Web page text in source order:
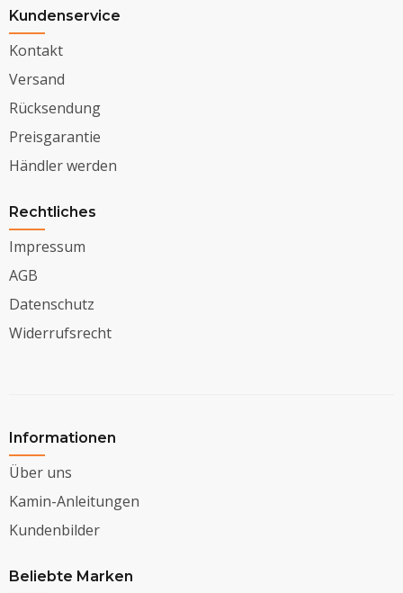
Kundenservice
Kontakt
Versand
Rücksendung
Preisgarantie
Händler werden
Rechtliches
Impressum
AGB
Datenschutz
Widerrufsrecht
Informationen
Über uns
Kamin-Anleitungen
Kundenbilder
Beliebte Marken